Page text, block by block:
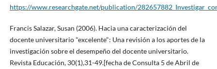
https://www.researchgate.net/publication/
Francis Salazar, Susan (2006). Hacia una caracterización del
docente universitario "excelente": Una revisión a los aportes de la
investigación sobre el desempeño del docente universitario.
Revista Educación, 30(1),31-49.[fecha de Consulta 5 de Abril de